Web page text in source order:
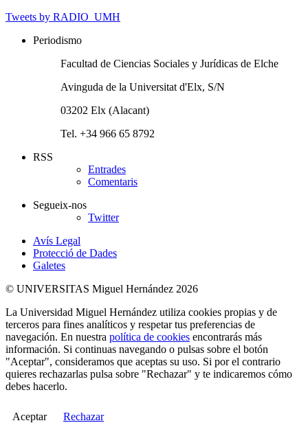
Tweets by RADIO_UMH
Periodismo
Facultad de Ciencias Sociales y Jurídicas de Elche
Avinguda de la Universitat d'Elx, S/N
03202 Elx (Alacant)
Tel. +34 966 65 8792
RSS
Entrades
Comentaris
Segueix-nos
Twitter
Avís Legal
Protecció de Dades
Galetes
© UNIVERSITAS Miguel Hernández 2026
La Universidad Miguel Hernández utiliza cookies propias y de
terceros para fines analíticos y respetar tus preferencias de
navegación. En nuestra política de cookies encontrarás más
información. Si continuas navegando o pulsas sobre el botón
"Aceptar", consideramos que aceptas su uso. Si por el contrario
quieres rechazarlas pulsa sobre "Rechazar" y te indicaremos cómo
debes hacerlo.
Aceptar Rechazar